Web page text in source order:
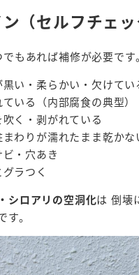
（セルフチェッ
もあれば補修が必要です。
い・柔らかい・欠けてい
いる（内部腐食の典型）
く・剥がれている
わりが濡れたまま乾かな
・穴あき
ラつく
シロアリの空洞化は 倒壊
。